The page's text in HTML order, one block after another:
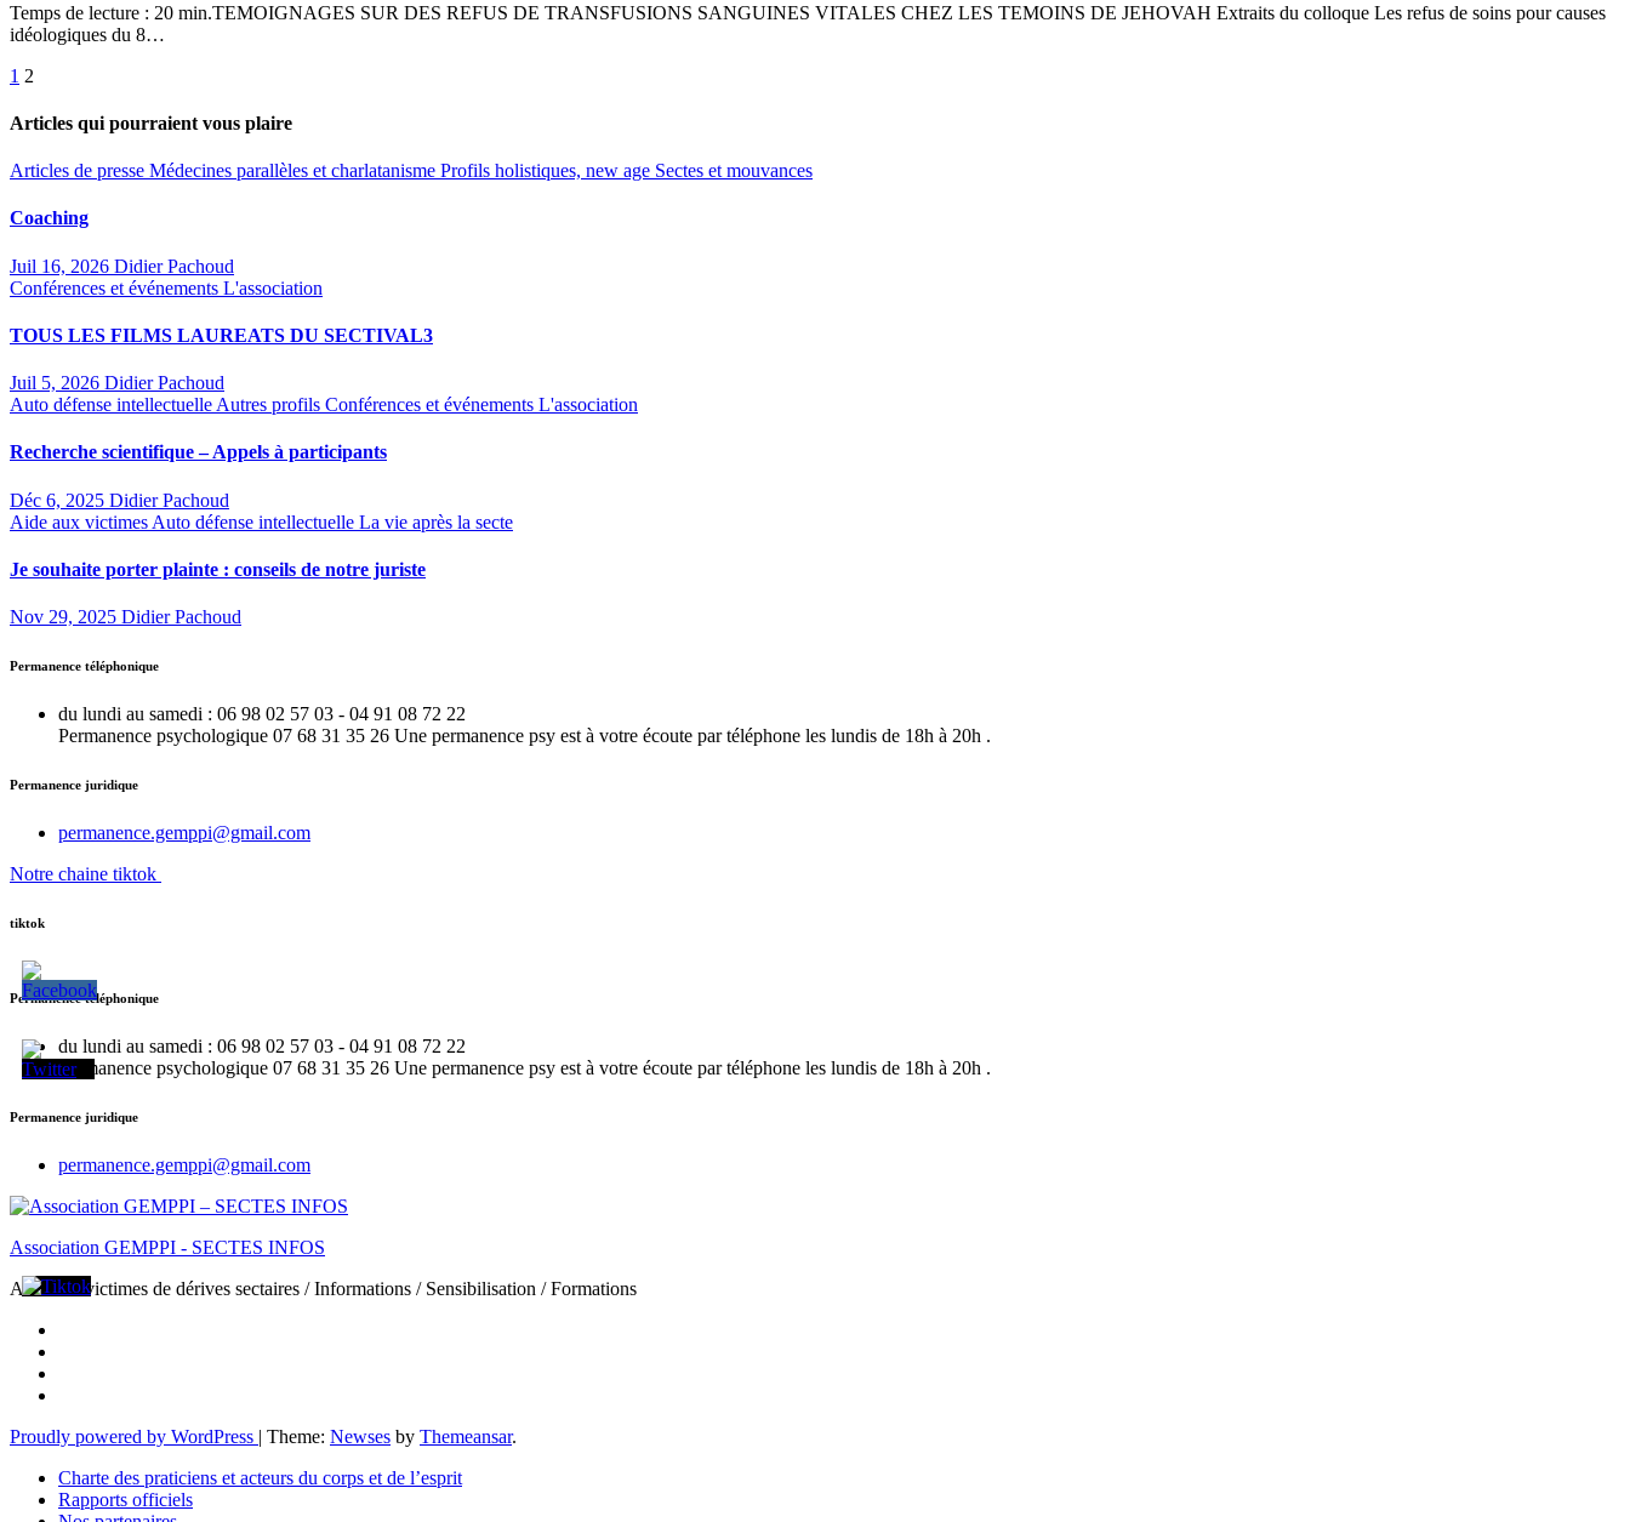
Temps de lecture : 20 min.TEMOIGNAGES SUR DES REFUS DE TRANSFUSIONS SANGUINES VITALES CHEZ LES TEMOINS DE JEHOVAH Extraits du colloque Les refus de soins pour causes
idéologiques du 8…
Pagination
des
1 2
Articles qui pourraient vous plaire
Articles de presse Médecines parallèles et charlatanisme Profils holistiques, new age Sectes et mouvances
Coaching
Juil 16, 2026 Didier Pachoud
Conférences et événements L'association
TOUS LES FILMS LAUREATS DU SECTIVAL3
Juil 5, 2026 Didier Pachoud
Auto défense intellectuelle Autres profils Conférences et événements L'association
Recherche scientifique – Appels à participants
Déc 6, 2025 Didier Pachoud
Aide aux victimes Auto défense intellectuelle La vie après la secte
Je souhaite porter plainte : conseils de notre juriste
Nov 29, 2025 Didier Pachoud
Permanence téléphonique
du lundi au samedi : 06 98 02 57 03 - 04 91 08 72 22
Permanence psychologique 07 68 31 35 26 Une permanence psy est à votre écoute par téléphone les lundis de 18h à 20h .
Permanence juridique
permanence.gemppi@gmail.com
Notre chaine tiktok
tiktok
Permanence téléphonique
du lundi au samedi : 06 98 02 57 03 - 04 91 08 72 22
Permanence psychologique 07 68 31 35 26 Une permanence psy est à votre écoute par téléphone les lundis de 18h à 20h .
Permanence juridique
permanence.gemppi@gmail.com
Association GEMPPI - SECTES INFOS
Aide aux victimes de dérives sectaires / Informations / Sensibilisation / Formations
Proudly powered by WordPress | Theme: Newses by Themeansar.
Charte des praticiens et acteurs du corps et de l’esprit
Rapports officiels